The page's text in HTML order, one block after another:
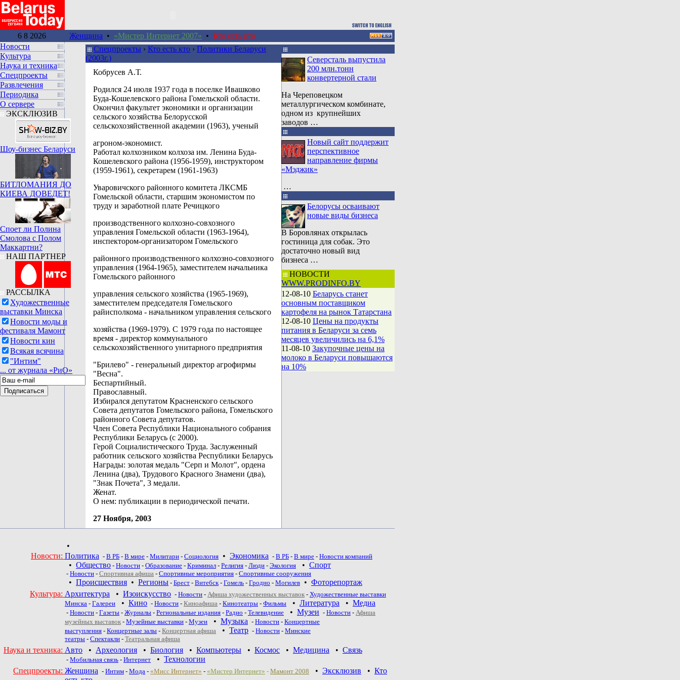
6 8 2026 Женщина • «Мистер Интернет 2007» • Кто есть кто
Новости
Культура
Наука и техника
Спецпроекты
Развлечения
Периодика
О сервере
ЭКСКЛЮЗИВ
Шоу-бизнес Беларуси
БИТЛОМАНИЯ ДО
КИЕВА ДОВЕДЕТ!
Споет ли Полина
Смолова с Полом
Маккартни?
НАШ ПАРТНЕР
РАССЫЛКА
Художественные
выставки Минска
Новости моды и
фестиваля Мамонт
Новости кин
Всякая всячина
"Интим"
... от журнала «РиО»
Спецпроекты › Кто есть кто › Политики Беларуси
(2003г.)
Кобрусев А.Т.
Родился 24 июля 1937 года в поселке Ивашково
Буда-Кошелевского района Гомельской области.
Окончил факультет экономики и организации
сельского хозяйства Белорусской
сельскохозяйственной академии (1963), ученый
агроном-экономист.
Работал колхозником колхоза им. Ленина Буда-
Кошелевского района (1956-1959), инструктором
(1959-1961), секретарем (1961-1963)
Уваровичского районного комитета ЛКСМБ
Гомельской области, старшим экономистом по
труду и заработной плате Речицкого
производственного колхозно-совхозного
управления Гомельской области (1963-1964),
инспектором-организатором Гомельского
районного производственного колхозно-совхозного
управления (1964-1965), заместителем начальника
Гомельского районного
управления сельского хозяйства (1965-1969),
заместителем председателя Гомельского
райисполкома - начальником управления сельского
хозяйства (1969-1979). С 1979 года по настоящее
время - директор коммунального
сельскохозяйственного унитарного предприятия
"Брилево" - генеральный директор агрофирмы
"Весна".
Беспартийный.
Православный.
Избирался депутатом Красненского сельского
Совета депутатов Гомельского района, Гомельского
районного Совета депутатов.
Член Совета Республики Национального собрания
Республики Беларусь (с 2000).
Герой Социалистического Труда. Заслуженный
работник сельского хозяйства Республики Беларусь
Награды: золотая медаль "Серп и Молот", ордена
Ленина (два), Трудового Красного Знамени (два),
"Знак Почета", 3 медали.
Женат.
О нем: публикации в периодической печати.
27 Ноября, 2003
Северсталь выпустила
200 млн.тонн
конвертерной стали
На Череповецком
металлургическом комбинате,
одном из крупнейших
заводов …
Новый сайт поддержит
перспективное
направление фирмы
«Мэджик»
…
Белорусы осваивают
новые виды бизнеса
В Боровлянах открылась
гостиница для собак. Это
достаточно новый вид
бизнеса …
НОВОСТИ
WWW.PRODINFO.BY
12-08-10 Беларусь станет
основным поставщиком
картофеля на рынок Татарстана
12-08-10 Цены на продукты
питания в Беларуси за семь
месяцев увеличились на 6,1%
11-08-10 Закупочные цены на
молоко в Беларуси повышаются
на 10%
•
Новости: Политика - В РБ - В мире - Милитари - Социология • Экономика - В РБ - В мире - Новости компаний
• Общество - Новости - Образование - Криминал - Религия - Люди - Экология • Спорт
- Новости - Спортивная афиша - Спортивные мероприятия - Спортивные сооружения
• Происшествия • Регионы - Брест - Витебск- Гомель - Гродно - Могилев • Фоторепортаж
Культура: Архитектура • Изоискусство - Новости - Афиша художественных выставок - Художественные выставки
Минска - Галереи • Кино - Новости - Киноафиша - Кинотеатры - Фильмы • Литература • Медиа
- Новости - Газеты - Журналы - Региональные издания - Радио - Телевидение • Музеи - Новости - Афиша
музейных выставок - Музейные выставки - Музеи • Музыка - Новости - Концертные
выступления - Концертные залы - Концертная афиша • Театр - Новoсти - Минские
театры - Спектакли - Театральная афиша
Наука и техника: Авто • Археология • Биология • Компьютеры • Космос • Медицина • Связь
- Мобильная связь - Интернет • Технологии
Спецпроекты: Женщина - Интим - Мода - «Мисс Интернет» - «Мистер Интернет» - Мамонт 2008 • Эксклюзив • Кто